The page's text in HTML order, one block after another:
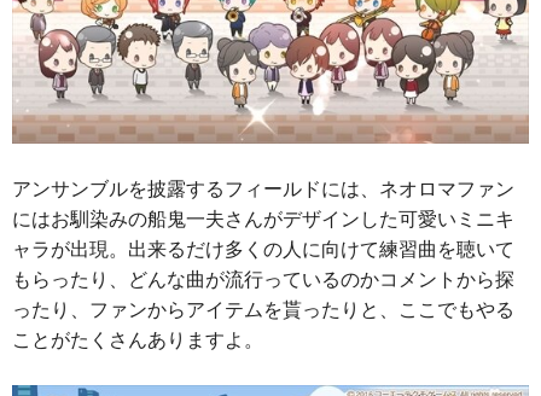
アンサンブルを披露するフィールドには、ネオロマファン
にはお馴染みの船鬼一夫さんがデザインした可愛いミニキ
ャラが出現。出来るだけ多くの人に向けて練習曲を聴いて
もらったり、どんな曲が流行っているのかコメントから探
ったり、ファンからアイテムを貰ったりと、ここでもやる
ことがたくさんありますよ。